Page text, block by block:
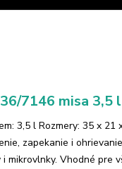
7146 misa 3,5 l
3,5 l Rozmery: 35 x
zapekanie i
i mikrovlnky. Vhodné pre